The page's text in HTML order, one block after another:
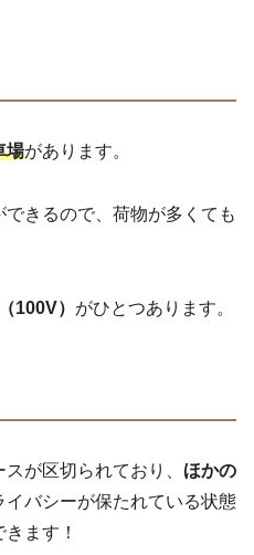
場があります。
きるので、荷物が多くても
100V） がひとつあります。
が区切られており、 ほかの
イバシーが保たれている状態
ます！